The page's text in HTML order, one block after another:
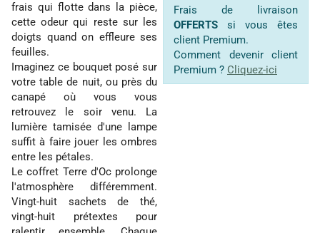
frais qui flotte dans la pièce,
cette odeur qui reste sur les
doigts quand on effleure ses
feuilles.
Imaginez ce bouquet posé sur
votre table de nuit, ou près du
canapé où vous vous
retrouvez le soir venu. La
lumière tamisée d'une lampe
suffit à faire jouer les ombres
entre les pétales.
Le coffret Terre d'Oc prolonge
l'atmosphère différemment.
Vingt-huit sachets de thé,
vingt-huit prétextes pour
Frais de livraison
OFFERTS si vous êtes
client Premium.
Comment devenir client
Premium ? Cliquez-ici